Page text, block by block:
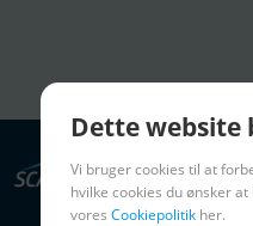
Dette website
Vi bruger cookies til at
hvilke cookies du ønsker
vores Cookiepolitik her.